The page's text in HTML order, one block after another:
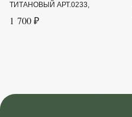
ТИТАНОВЫЙ АРТ.0233,
1 700 ₽